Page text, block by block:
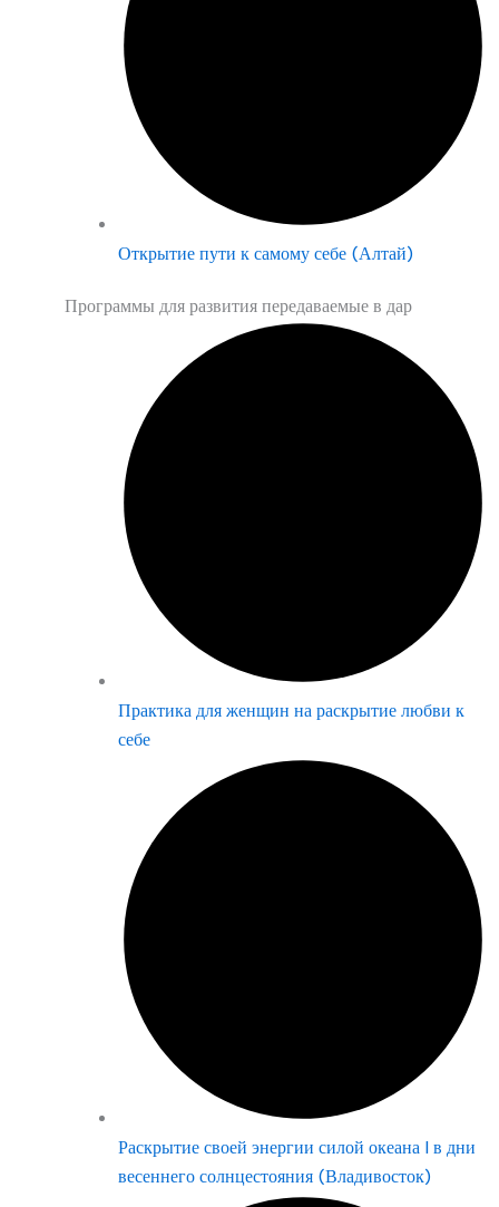
Открытие пути к самому себе (Алтай)
Программы для развития передаваемые в дар
Практика для женщин на раскрытие любви к
себе
Раскрытие своей энергии силой океана | в дни
весеннего солнцестояния (Владивосток)